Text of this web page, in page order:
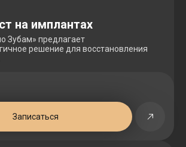
на имплантах
Зубам» предлагает
решение для восстановления
Записаться